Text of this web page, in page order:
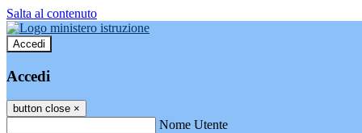
Salta al contenuto
Accedi
Accedi
button close ×
Nome Utente